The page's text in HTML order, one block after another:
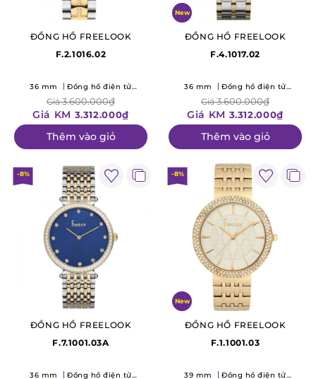
ĐỒNG HỒ FREELOOK
F.2.1016.02
36 mm
Đồng hồ điện tử
Giá3.600.000₫
Giá KM 3.312.000₫
Thêm vào giỏ
New
ĐỒNG HỒ FREELOOK
F.4.1017.02
36 mm
Đồng hồ điện tử
Giá3.600.000₫
Giá KM 3.312.000₫
Thêm vào giỏ
-8%
ĐỒNG HỒ FREELOOK
F.7.1001.03A
36 mm
Đồng hồ điện tử
-8%
New
ĐỒNG HỒ FREELOOK
F.1.1001.03
39 mm
Đồng hồ điện tử